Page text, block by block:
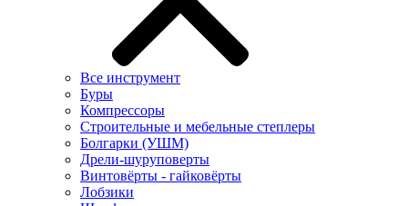
Все инструмент
Буры
Компрессоры
Строительные и мебельные степлеры
Болгарки (УШМ)
Дрели-шуруповерты
Винтовёрты - гайковёрты
Лобзики